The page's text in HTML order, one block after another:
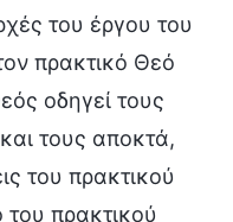
του έργου του
πρακτικό Θεό
οδηγεί τους
τους αποκτά,
του πρακτικού
του πρακτικού